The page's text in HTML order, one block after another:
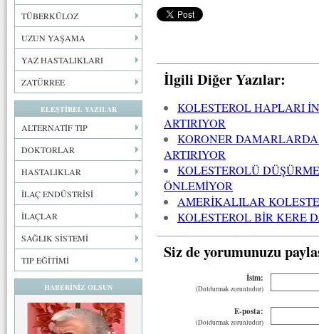
TÜBERKÜLOZ
UZUN YAŞAMA
YAZ HASTALIKLARI
ZATÜRREE
ELEŞTİREL YAZILAR
ALTERNATİF TIP
DOKTORLAR
HASTALIKLAR
İLAÇ ENDÜSTRİSİ
İLAÇLAR
SAĞLIK SİSTEMİ
TIP EĞİTİMİ
HABERİNİZ OLSUN
İlgili Diğer Yazılar:
KOLESTEROL HAPLARI
ARTIRIYOR
KORONER
ARTIRIYOR
KOLESTEROLÜ
ÖNLEMİYOR
AMERİKALILAR
KOLESTEROL BİR KERE
Siz de yorumunuzu
İsim:
(Doldurmak zorunludur)
E-posta:
(Doldurmak zorunludur)